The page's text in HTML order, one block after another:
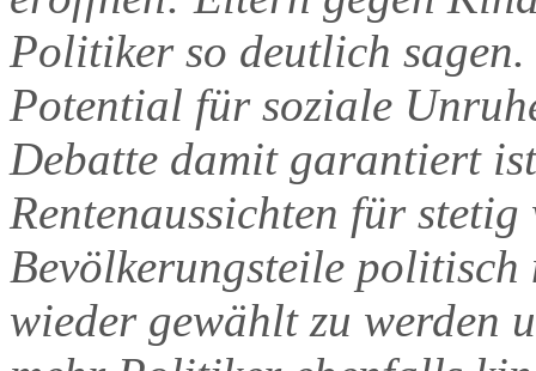
Politiker so deutlich
Potential für soziale
Debatte damit garantiert
Rentenaussichten für
Bevölkerungsteile
wieder gewählt zu werden